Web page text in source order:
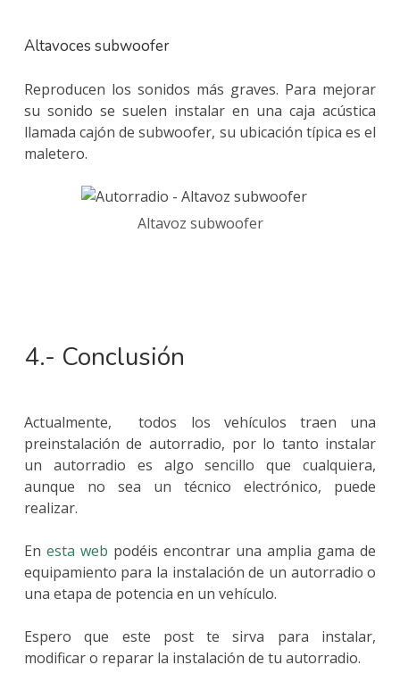
Altavoces subwoofer
Reproducen los sonidos más graves. Para mejorar
su sonido se suelen instalar en una caja acústica
llamada cajón de subwoofer, su ubicación típica es el
maletero.
Altavoz subwoofer
4.- Conclusión
Actualmente, todos los vehículos traen una
preinstalación de autorradio, por lo tanto instalar
un autorradio es algo sencillo que cualquiera,
aunque no sea un técnico electrónico, puede
realizar.
En esta web podéis encontrar una amplia gama de
equipamiento para la instalación de un autorradio o
una etapa de potencia en un vehículo.
Espero que este post te sirva para instalar,
modificar o reparar la instalación de tu autorradio.